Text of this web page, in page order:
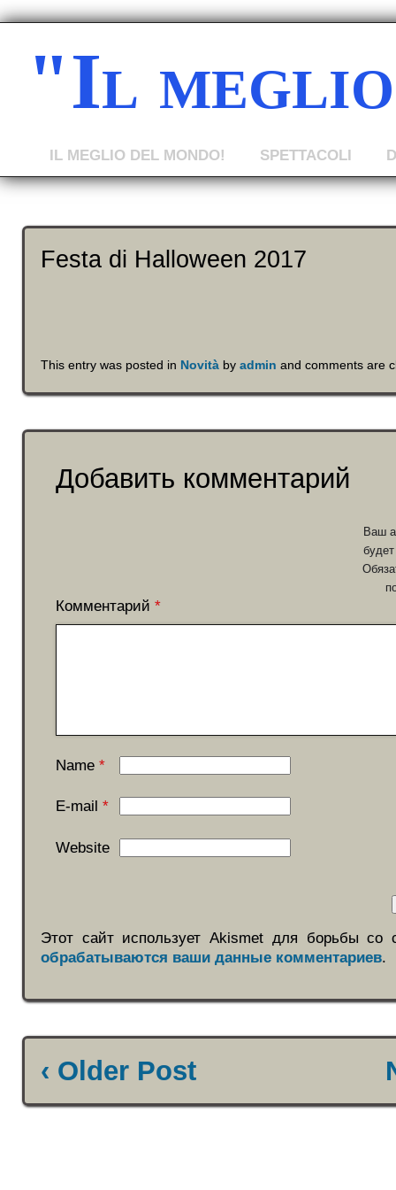
Festa di Halloween 2017
This entry was posted in Novità byadmin and comments are
Добавить комментарий
Ваш
Комментарий*
Name *
E-mail *
Website
Этот сайт использует Akismet для борьбы
обрабатываются ваши данные комментариев.
‹ Older Post
"Il
IL MEGLIO DEL MONDO! SPETTACOLI